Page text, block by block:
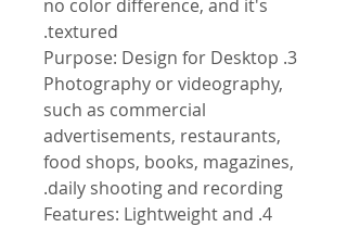
no color difference, and it's
textured.
3. Purpose: Design for Desktop
Photography or videography,
such as commercial
advertisements, restaurants,
food shops, books, magazines,
daily shooting and recording.
4. Features: Lightweight and